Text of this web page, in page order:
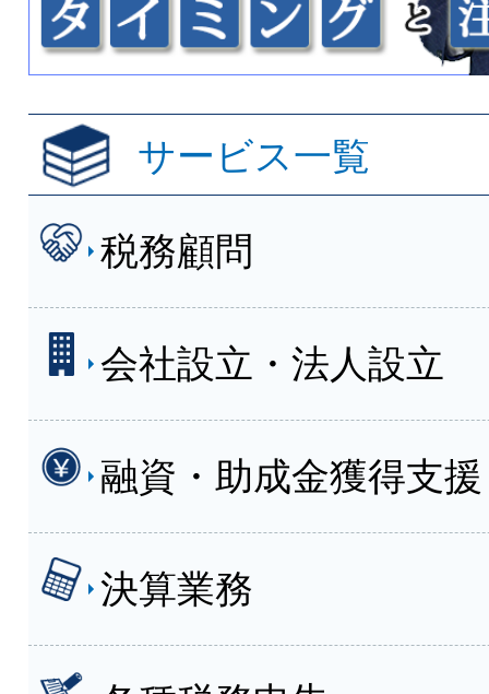
サービス一覧
税務顧問
会社設立・法人設立
融資・助成金獲得支援
決算業務